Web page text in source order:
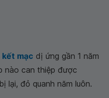
kết mạc dị ứng gần 1 năm
nào can thiệp được
lại, đỏ quanh năm luôn.